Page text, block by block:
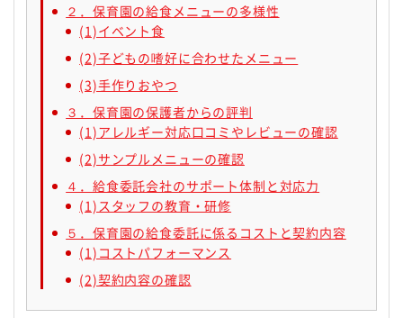
２．保育園の給食メニューの多様性
(1)イベント食
(2)子どもの嗜好に合わせたメニュー
(3)手作りおやつ
３．保育園の保護者からの評判
(1)アレルギー対応口コミやレビューの確認
(2)サンプルメニューの確認
４．給食委託会社のサポート体制と対応力
(1)スタッフの教育・研修
５．保育園の給食委託に係るコストと契約内容
(1)コストパフォーマンス
(2)契約内容の確認